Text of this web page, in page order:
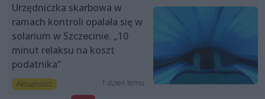
Urzędniczka skarbowa w
ramach kontroli opalała się w
solarium w Szczecinie. „10
minut relaksu na koszt
podatnika”
Aktualności 1 dzień temu